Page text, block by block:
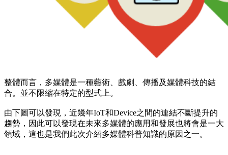
整體而言，多媒體是一種藝術、戲劇、傳播及媒體科技的結
合。並不限縮在特定的型式上。
由下圖可以發現，近幾年IoT和Device之間的連結不斷提升的
趨勢，因此可以發現在未來多媒體的應用和發展也將會是一大
領域，這也是我們此次介紹多媒體科普知識的原因之一。